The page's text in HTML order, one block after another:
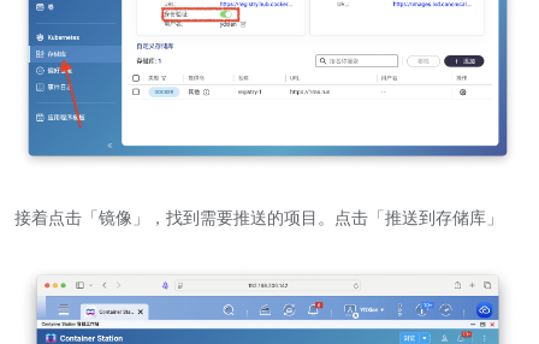
接着点击「镜像」，找到需要推送的项目。点击「推送到存储库」